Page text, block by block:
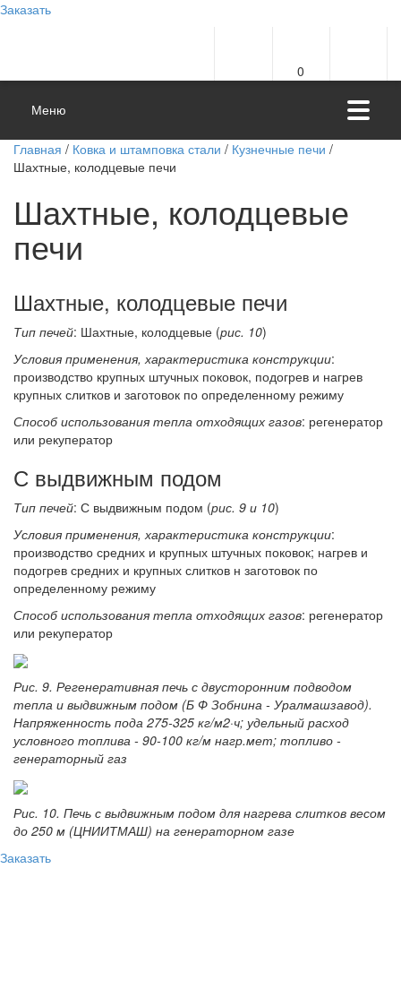
Заказать
0
Меню
Главная / Ковка и штамповка стали / Кузнечные печи /
Шахтные, колодцевые печи
Шахтные, колодцевые
печи
Шахтные, колодцевые печи
Тип печей: Шахтные, колодцевые (рис. 10)
Условия применения, характеристика конструкции:
производство крупных штучных поковок, подогрев и нагрев
крупных слитков и заготовок по определенному режиму
Способ использования тепла отходящих газов: регенератор
или рекуператор
С выдвижным подом
Тип печей: С выдвижным подом (рис. 9 и 10)
Условия применения, характеристика конструкции:
производство средних и крупных штучных поковок; нагрев и
подогрев средних и крупных слитков н заготовок по
определенному режиму
Способ использования тепла отходящих газов: регенератор
или рекуператор
Рис. 9. Регенеративная печь с двусторонним подводом
тепла и выдвижным подом (Б Ф Зобнина - Уралмашзавод).
Напряженность пода 275-325 кг/м2·ч; удельный расход
условного топлива - 90-100 кг/м нагр.мет; топливо -
генераторный газ
Рис. 10. Печь с выдвижным подом для нагрева слитков весом
до 250 м (ЦНИИТМАШ) на генераторном газе
Заказать